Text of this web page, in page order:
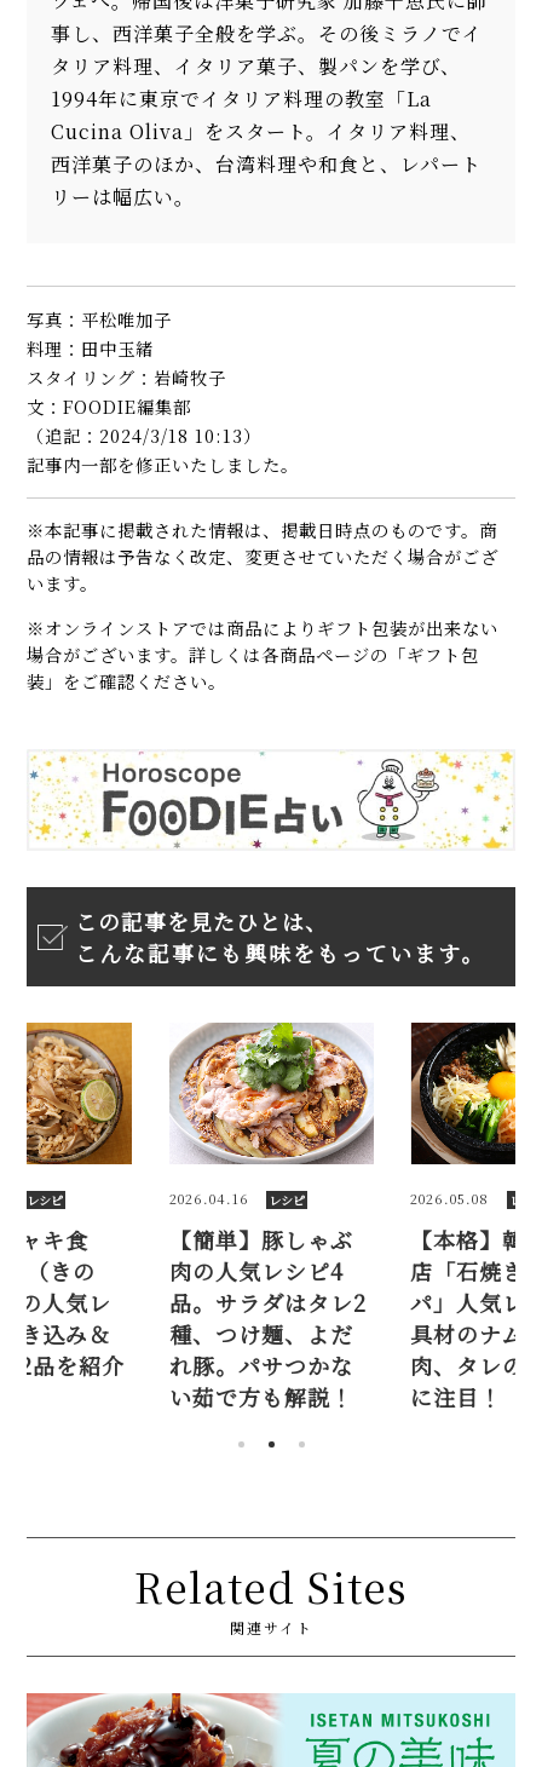
事し、西洋菓子全般を学ぶ。その後ミラノでイ
タリア料理、イタリア菓子、製パンを学び、
1994年に東京でイタリア料理の教室「La
Cucina Oliva」をスタート。イタリア料理、
西洋菓子のほか、台湾料理や和食と、レパート
リーは幅広い。
写真：平松唯加子
料理：田中玉緒
スタイリング：岩崎牧子
文：FOODIE編集部
（追記：2024/3/18 10:13）
記事内一部を修正いたしました。
※本記事に掲載された情報は、掲載日時点のものです。商
品の情報は予告なく改定、変更させていただく場合がござ
います。
※オンラインストアでは商品によりギフト包装が出来ない
場合がございます。詳しくは各商品ページの「ギフト包
装」をご確認ください。
この記事を見たひとは、
こんな記事にも興味をもっています。
レシピ
豚しゃぶ
レシピ4
ダはタレ2
麺、よだ
サつかな
2026.05.08 レシピ
【本格】韓国料理
店「石焼きビビン
パ」人気レシピ。
具材のナムル、ひき
肉、タレの味付け
に注目！
2025.10.08 レシ
シャキシャ
感！ 舞茸（
こ）ご飯の
シピ。炊き
混ぜ込み2
Related Sites
関連サイト